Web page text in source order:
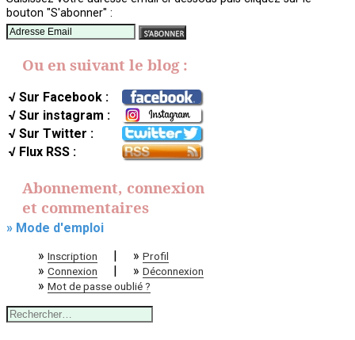
bouton "S'abonner" :
Ou en suivant le blog :
√ Sur Facebook :
√ Sur instagram :
√ Sur Twitter :
√ Flux RSS :
Abonnement, connexion
et commentaires
» Mode d'emploi
» Inscription | » Profil
» Connexion | » Déconnexion
» Mot de passe oublié ?
Rechercher :